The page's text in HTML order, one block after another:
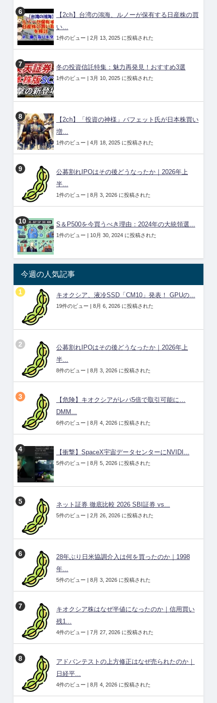
【2ch】台湾の鴻海、ルノーが保有する日産株の買
い...
1件のビュー | 2月 13, 2025 に投稿された
冬の投資信託特集：魅力再発見！おすすめ3選
1件のビュー | 3月 10, 2025 に投稿された
【2ch】「投資の神様」バフェット氏が日本株買い
増...
1件のビュー | 4月 18, 2025 に投稿された
公募割れIPOはその後どうなったか｜2026年上
半...
1件のビュー | 8月 3, 2026 に投稿された
S＆P500を今買うべき理由：2024年の大統領選...
1件のビュー | 10月 30, 2024 に投稿された
今週の人気記事
キオクシア、液冷SSD「CM10」発表！ GPUの...
19件のビュー | 8月 6, 2026 に投稿された
公募割れIPOはその後どうなったか｜2026年上
半...
8件のビュー | 8月 3, 2026 に投稿された
【危険】キオクシアがレバ5倍で取引可能に…
DMM...
6件のビュー | 8月 4, 2026 に投稿された
【衝撃】SpaceX宇宙データセンターにNVIDI...
5件のビュー | 8月 5, 2026 に投稿された
ネット証券 徹底比較 2026 SBI証券 vs...
5件のビュー | 2月 26, 2026 に投稿された
28年ぶり日米協調介入は何を買ったのか｜1998
年...
5件のビュー | 8月 3, 2026 に投稿された
キオクシア株はなぜ半値になったのか｜信用買い
残1...
4件のビュー | 7月 27, 2026 に投稿された
アドバンテストの上方修正はなぜ売られたのか｜
日経平...
4件のビュー | 8月 4, 2026 に投稿された